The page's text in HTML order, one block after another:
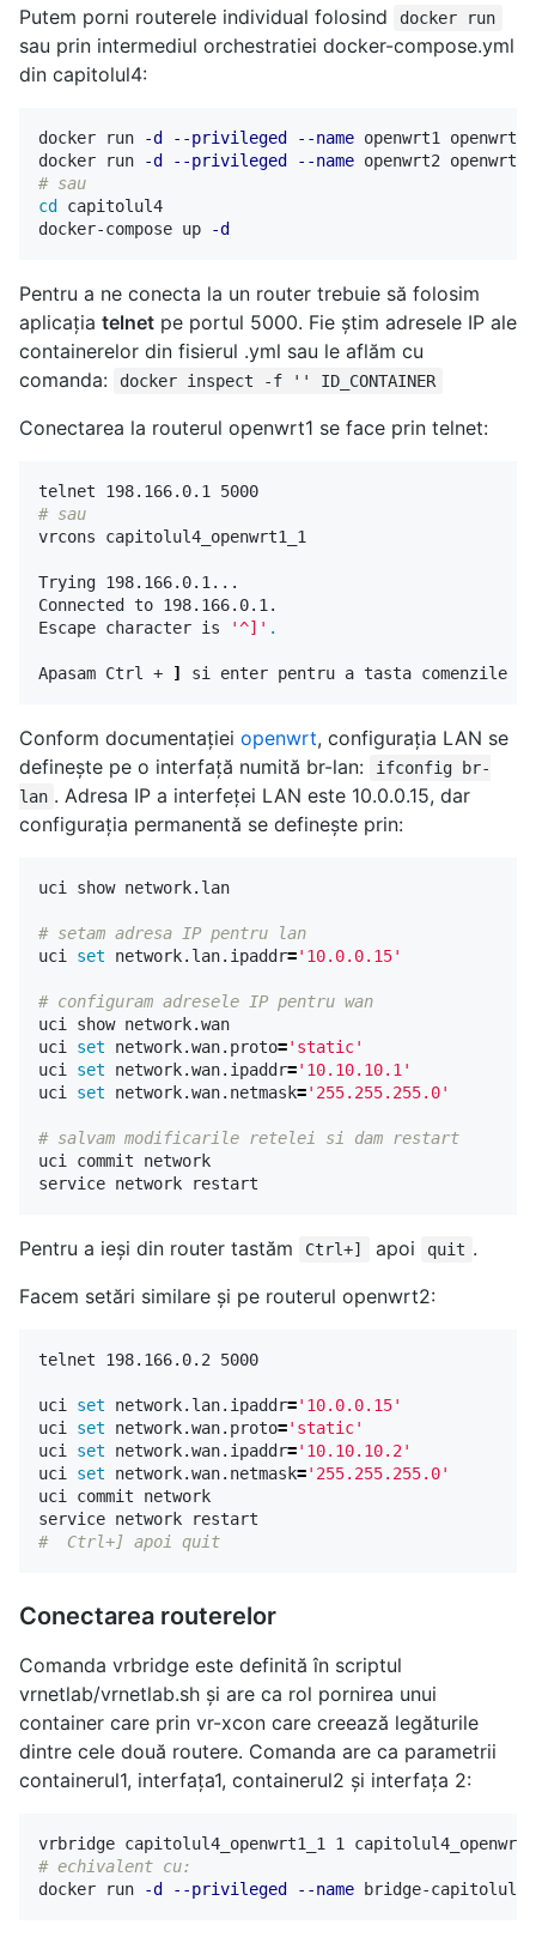
Putem porni routerele individual folosind docker run
sau prin intermediul orchestratiei docker-compose.yml
din capitolul4:
docker run -d --privileged --name openwrt1 openwrt
docker run
-d --privileged --name
# sau
cd capitolul4
docker-compose up
-d
Pentru a ne conecta la un router trebuie să folosim
aplicația telnet pe portul 5000. Fie știm adresele IP ale
containerelor din fisierul .yml sau le aflăm cu
comanda:
docker inspect -f '' ID_CONTAINER
Conectarea la routerul openwrt1 se face prin telnet:
# sau
vrcons capitolul4_openwrt1_1
Trying 198.166.0.1...
Connected to 198.166.0.1.
Escape character is
'^]' .
Apasam Ctrl + ]
Conform documentației openwrt, configurația LAN se
definește pe o interfață numită br-lan:
ifconfig br-
lan . Adresa IP a interfeței LAN este 10.0.0.15, dar
configurația permanentă se definește prin:
uci show network.lan
# setam adresa IP pentru lan
uci set network.lan.ipaddr='10.0.0.15'
# configuram adresele IP pentru wan
uci show network.wan
uci set network.wan.proto='static'
uci set network.wan.ipaddr='10.10.10.1'
uci set network.wan.netmask='255.255.255.0'
# salvam modificarile retelei si dam restart
uci commit network
Pentru a ieși din router tastăm Ctrl+] apoi quit .
Facem setări similare și pe routerul openwrt2:
telnet 198.166.0.2 5000
uci set network.lan.ipaddr='10.0.0.15'
uci set network.wan.proto='static'
uci set network.wan.ipaddr='10.10.10.2'
uci set network.wan.netmask='255.255.255.0'
uci commit network
#  Ctrl+] apoi quit
Conectarea routerelor
Comanda vrbridge este definită în scriptul
vrnetlab/vrnetlab.sh și are ca rol pornirea unui
container care prin vr-xcon care creează legăturile
dintre cele două routere. Comanda are ca parametrii
containerul1, interfața1, containerul2 și interfața 2:
# echivalent cu:
docker run
-d --privileged --name bridge-